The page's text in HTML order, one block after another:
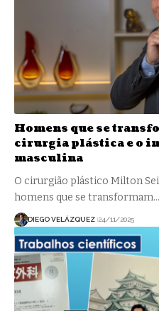
Homens que se
cirurgia plástica e o
masculina
O cirurgião plástico Milton
homens que se transformam…
DIEGO VELÁZQUEZ 24/11/2025